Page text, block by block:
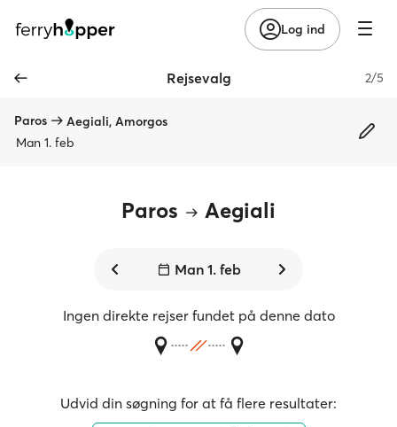
Log ind
Rejsevalg 2/5
Paros
Aegiali, Amorgos
Man 1. feb
Paros Aegiali
Man 1. feb
Ingen direkte rejser fundet på denne dato
Udvid din søgning for at få flere resultater: